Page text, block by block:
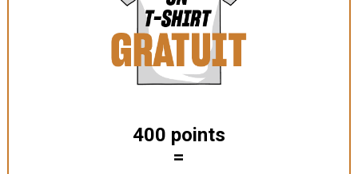
400 points
=